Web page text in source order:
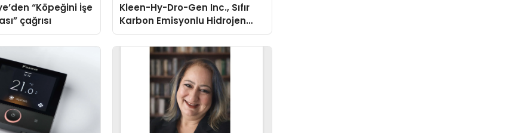
“Köpeğini İşe
çağrısı
Kleen-Hy-Dro-Gen Inc., Sıfır
Karbon Emisyonlu Hidrojen
Isıtma Teknolojisinde ISO ve
TSSA Düzenleyici Onaylarını